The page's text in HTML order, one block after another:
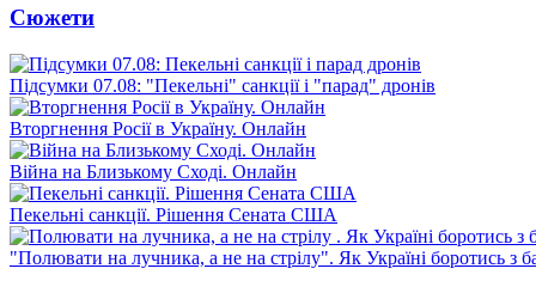
Сюжети
Підсумки 07.08: "Пекельні" санкції і "парад" дронів
Вторгнення Росії в Україну. Онлайн
Війна на Близькому Сході. Онлайн
Пекельні санкції. Рішення Сената США
"Полювати на лучника, а не на стрілу". Як Україні боротись з